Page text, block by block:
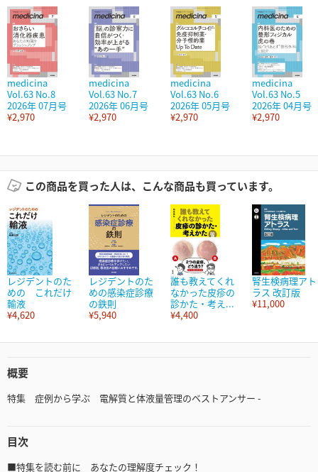
medicina
Vol.63 No.8
2026年 07月号
¥2,970
medicina
Vol.63 No.7
2026年 06月号
¥2,970
medicina
Vol.63 No.6
2026年 05月号
¥2,970
medicina
Vol.63 No.5
2026年 04月号
¥2,970
この商品を買った人は、こんな商品も買っています。
レジデントのた
めの これだけ
輸液
¥4,620
レジデントのた
めの感染症診療
の鉄則
¥5,940
誰も教えてくれ
なかった皮疹の
診かた・考え...
¥4,400
腎生検病理アト
ラス 改訂版
¥11,000
概要
特集 症例から学ぶ 電解質と体液量管理のベストアンサー -
目次
■特集を読む前に あなたの理解度チェック！